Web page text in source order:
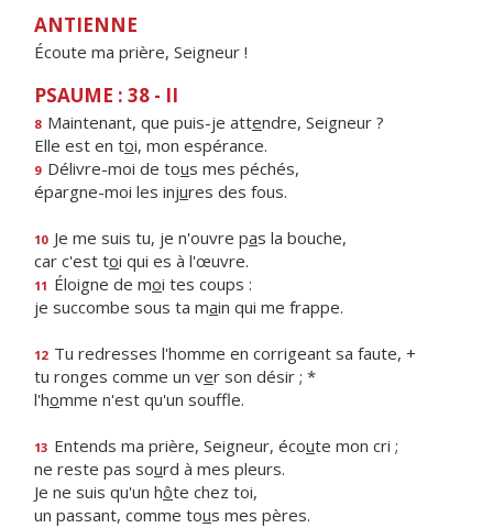
ANTIENNE
Écoute ma prière, Seigneur !
PSAUME : 38 - II
8 Maintenant, que puis-je attendre, Seigneur ?
Elle est en toi, mon espérance.
9 Délivre-moi de tous mes péchés,
épargne-moi les injures des fous.
10 Je me suis tu, je n'ouvre pas la bouche,
car c'est toi qui es à l'œuvre.
11 Éloigne de moi tes coups :
je succombe sous ta main qui me frappe.
12 Tu redresses l'homme en corrigeant sa faute, +
tu ronges comme un ver son désir ; *
l'homme n'est qu'un souffle.
13 Entends ma prière, Seigneur, écoute mon cri ;
ne reste pas sourd à mes pleurs.
Je ne suis qu'un hôte chez toi,
un passant, comme tous mes pères.